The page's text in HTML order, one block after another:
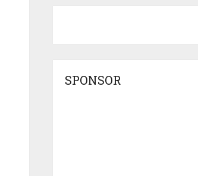
SPONSOR